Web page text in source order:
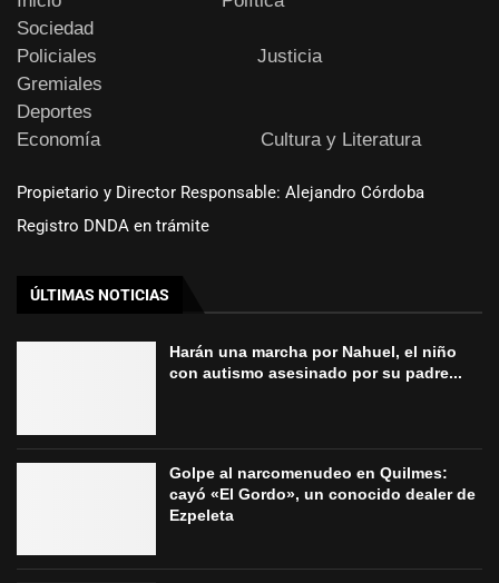
Sociedad
Policiales
Justicia
Gremiales
Deportes
Economía
Cultura y Literatura
Propietario y Director Responsable: Alejandro Córdoba
Registro DNDA en trámite
ÚLTIMAS NOTICIAS
Harán una marcha por Nahuel, el niño
con autismo asesinado por su padre...
Golpe al narcomenudeo en Quilmes:
cayó «El Gordo», un conocido dealer de
Ezpeleta